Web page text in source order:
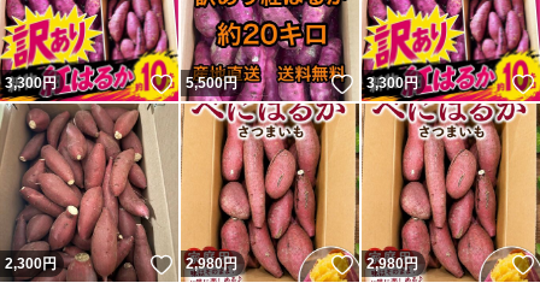
3,300円 いいね！
5,500円 いいね！
3,300円
2,300円 いいね！
2,980円 いいね！
2,980円